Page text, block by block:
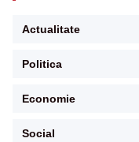
Actualitate
Politica
Economie
Social